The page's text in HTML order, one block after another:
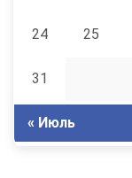
24 25
31
« Июль